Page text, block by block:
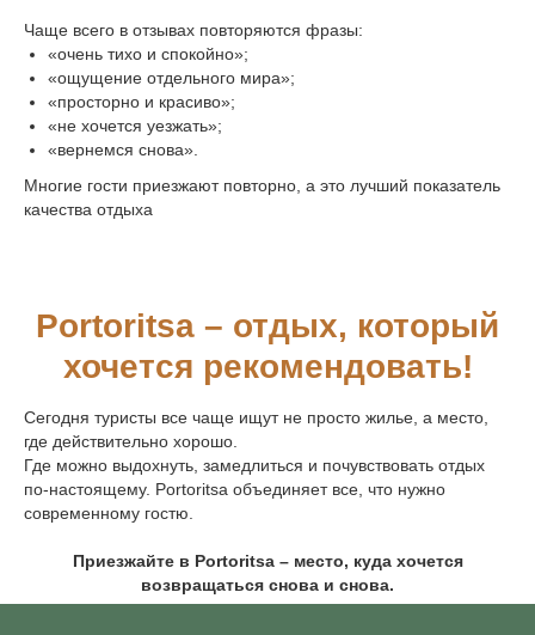
Чаще всего в отзывах повторяются фразы:
«очень тихо и спокойно»;
«ощущение отдельного мира»;
«просторно и красиво»;
«не хочется уезжать»;
«вернемся снова».
Многие гости приезжают повторно, а это лучший показатель
качества отдыха
Portoritsa – отдых, который
хочется рекомендовать!
Сегодня туристы все чаще ищут не просто жилье, а место,
где действительно хорошо.
Где можно выдохнуть, замедлиться и почувствовать отдых
по-настоящему. Portoritsa объединяет все, что нужно
современному гостю.
Приезжайте в Portoritsa – место, куда хочется
возвращаться снова и снова.
ПОЛИТИКА ОБРАБОТКИ
ПЕРСОНАЛЬНЫХ ДАННЫХ
СОГЛАСИЕ НА ОБРАБОТКУ